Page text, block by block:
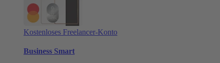
Kostenloses Freelancer-Konto
Business Smart